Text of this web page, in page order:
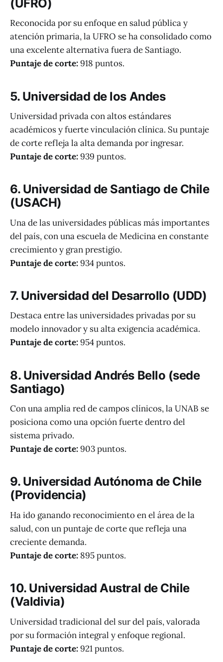
(UFRO)
Reconocida por su enfoque en salud pública y
atención primaria, la UFRO se ha consolidado como
una excelente alternativa fuera de Santiago.
Puntaje de corte:918 puntos.
5. Universidad de los Andes
Universidad privada con altos estándares
académicos y fuerte vinculación clínica. Su puntaje
de corte refleja la alta demanda por ingresar.
Puntaje de corte:939 puntos.
6. Universidad de Santiago de Chile
(USACH)
Una de las universidades públicas más importantes
del país, con una escuela de Medicina en constante
crecimiento y gran prestigio.
Puntaje de corte:934 puntos.
7. Universidad del Desarrollo (UDD)
Destaca entre las universidades privadas por su
modelo innovador y su alta exigencia académica.
Puntaje de corte:954 puntos.
8. Universidad Andrés Bello (sede
Santiago)
Con una amplia red de campos clínicos, la UNAB se
posiciona como una opción fuerte dentro del
sistema privado.
Puntaje de corte:903 puntos.
9. Universidad Autónoma de Chile
(Providencia)
Ha ido ganando reconocimiento en el área de la
salud, con un puntaje de corte que refleja una
creciente demanda.
Puntaje de corte: 895 puntos.
10. Universidad Austral de Chile
(Valdivia)
Universidad tradicional del sur del país, valorada
por su formación integral y enfoque regional.
Puntaje de corte:921 puntos.